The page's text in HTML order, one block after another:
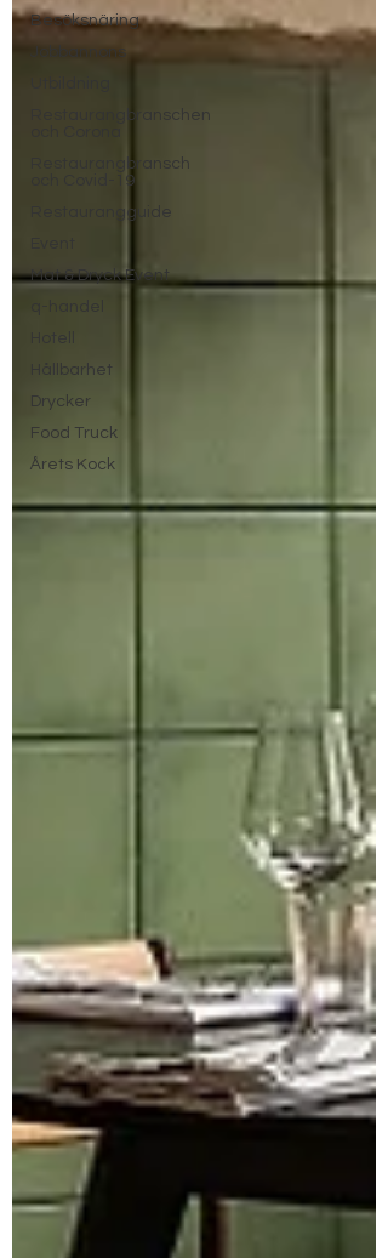
Besöksnäring
Jobbannons
Restaurangbranschen
Restaurangbransch
och Covid-19
Restaurangguide
Mat & Dryck Event
Hållbarhet
Drycker
Food Truck
Årets Kock